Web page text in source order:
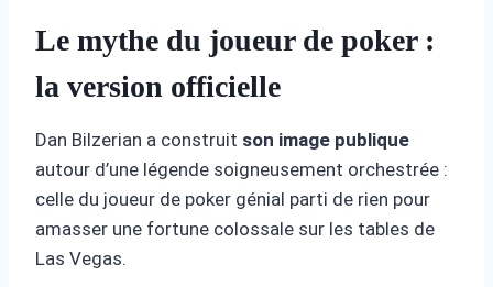
Le mythe du joueur de poker :
la version officielle
Dan Bilzerian a construit son image publique
autour d’une légende soigneusement orchestrée :
celle du joueur de poker génial parti de rien pour
amasser une fortune colossale sur les tables de
Las Vegas.